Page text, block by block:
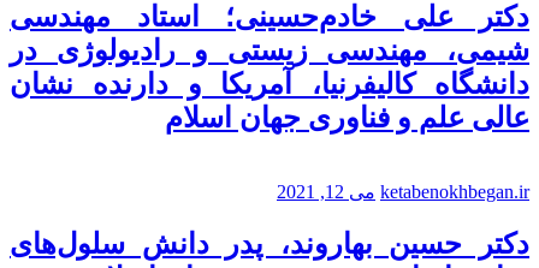
دکتر علی خادم‌حسینی؛ استاد مهندسی
شیمی، مهندسی زیستی و رادیولوژی در
دانشگاه کالیفرنیا، آمریکا و دارنده نشان
عالی علم و فناوری جهان اسلام
ketabenokhbegan.ir می 12, 2021
دکتر حسین بهاروند، پدر دانش سلول‌های